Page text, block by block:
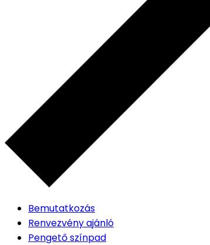
Bemutatkozás
Renvezvény ajánló
Pengető színpad